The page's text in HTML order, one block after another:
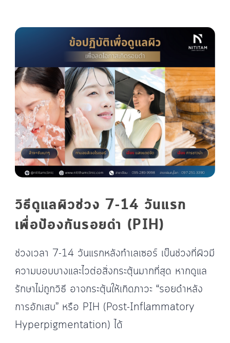
วิธีดูแลผิวช่วง 7-14 วันแรก
เพื่อป้องกันรอยดำ (PIH)
ช่วงเวลา 7-14 วันแรกหลังทำเลเซอร์ เป็นช่วงที่ผิวมี
ความบอบบางและไวต่อสิ่งกระตุ้นมากที่สุด หากดูแล
รักษาไม่ถูกวิธี อาจกระตุ้นให้เกิดภาวะ “รอยดำหลัง
การอักเสบ” หรือ PIH (Post-Inflammatory
Hyperpigmentation) ได้